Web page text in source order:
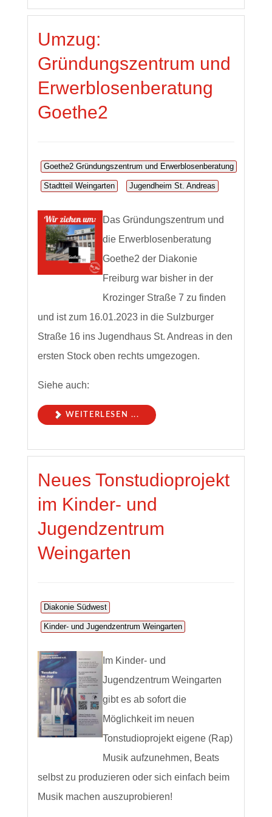
Umzug:
Gründungszentrum und
Erwerblosenberatung
Goethe2
Goethe2 Gründungszentrum und Erwerblosenberatung
Stadtteil Weingarten Jugendheim St. Andreas
Das Gründungszentrum und
die Erwerblosenberatung
Goethe2 der Diakonie
Freiburg war bisher in der
Krozinger Straße 7 zu finden
und ist zum 16.01.2023 in die Sulzburger
Straße 16 ins Jugendhaus St. Andreas in den
ersten Stock oben rechts umgezogen.
Siehe auch:
WEITERLESEN ...
Neues Tonstudioprojekt
im Kinder- und
Jugendzentrum
Weingarten
Diakonie Südwest
Kinder- und Jugendzentrum Weingarten
Im Kinder- und
Jugendzentrum Weingarten
gibt es ab sofort die
Möglichkeit im neuen
Tonstudioprojekt eigene (Rap)
Musik aufzunehmen, Beats
selbst zu produzieren oder sich einfach beim
Musik machen auszuprobieren!